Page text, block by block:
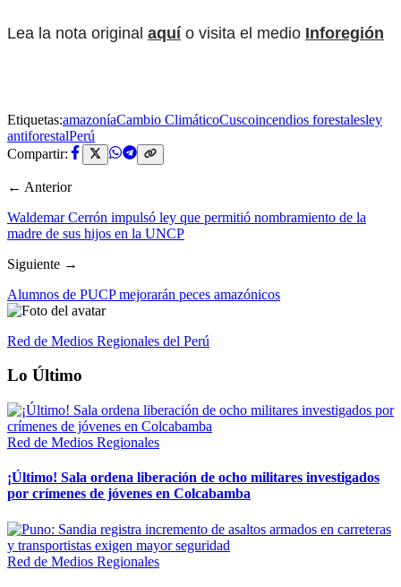
Lea la nota original aquí o visita el medio Inforegión
Etiquetas:amazoníaCambio ClimáticoCuscoincendios forestalesley
antiforestalPerú
Compartir:
← Anterior
Waldemar Cerrón impulsó ley que permitió nombramiento de la
madre de sus hijos en la UNCP
Siguiente →
Alumnos de PUCP mejorarán peces amazónicos
Red de Medios Regionales del Perú
Lo Último
Red de Medios Regionales
¡Último! Sala ordena liberación de ocho militares investigados
por crímenes de jóvenes en Colcabamba
Red de Medios Regionales